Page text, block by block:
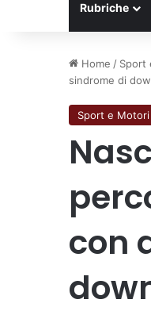
Rubriche
Home / Sport
sindrome di
Sport e Motori
con